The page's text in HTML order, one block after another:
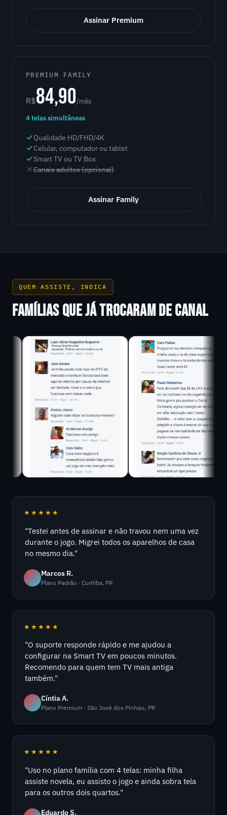
Assinar Premium
PREMIUM FAMILY
R$84,90/mês
4 telas simultâneas
Qualidade HD/FHD/4K
Celular, computador ou tablet
Smart TV ou TV Box
Canais adultos (opcional)
Assinar Family
QUEM ASSISTE, INDICA
FAMÍLIAS QUE JÁ TROCARAM DE CANAL
★★★★★
"Testei antes de assinar e não travou nem uma vez
durante o jogo. Migrei todos os aparelhos de casa
no mesmo dia."
Marcos R.
Plano Padrão · Curitiba, PR
★★★★★
"O suporte responde rápido e me ajudou a
configurar na Smart TV em poucos minutos.
Recomendo para quem tem TV mais antiga
também."
Cíntia A.
Plano Premium · São José dos Pinhais, PR
★★★★★
"Uso no plano família com 4 telas: minha filha
assiste novela, eu assisto o jogo e ainda sobra tela
para os outros dois quartos."
Eduardo S.